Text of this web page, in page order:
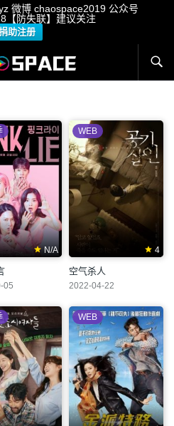
微博 chaospace2019 公众号
【防失联】建议关注
助注册
N/A
05
4
WEB
空气杀人
2022-04-22
WEB